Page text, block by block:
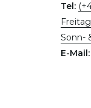
Tel:
Sonn-
E-Mail: